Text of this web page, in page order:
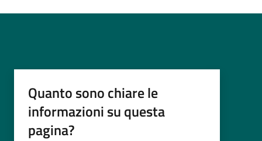
Quanto sono chiare le
informazioni su questa
pagina?